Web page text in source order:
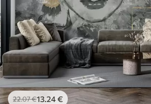
22.07€13 .24€